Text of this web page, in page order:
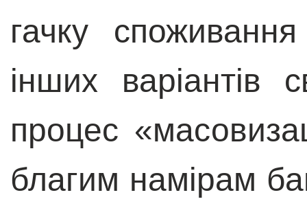
гачку
інших варіантів
процес
благим намірам